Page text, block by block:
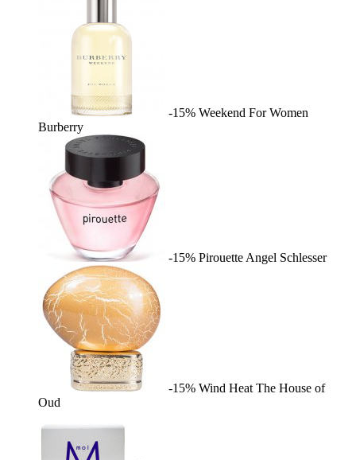
-15% Weekend For Women
Burberry
-15% Pirouette Angel Schlesser
-15% Wind Heat The House of
Oud